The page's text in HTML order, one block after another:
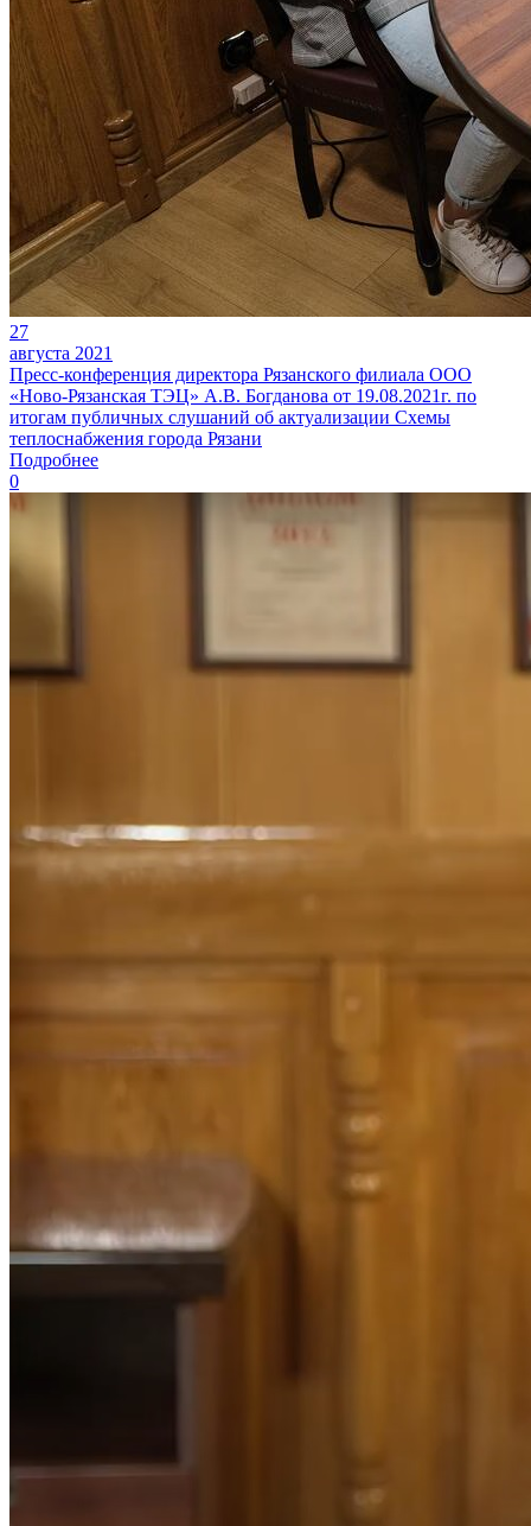
27
августа 2021
Пресс-конференция директора Рязанского филиала ООО
«Ново-Рязанская ТЭЦ» А.В. Богданова от 19.08.2021г. по
итогам публичных слушаний об актуализации Схемы
теплоснабжения города Рязани
Подробнее
0